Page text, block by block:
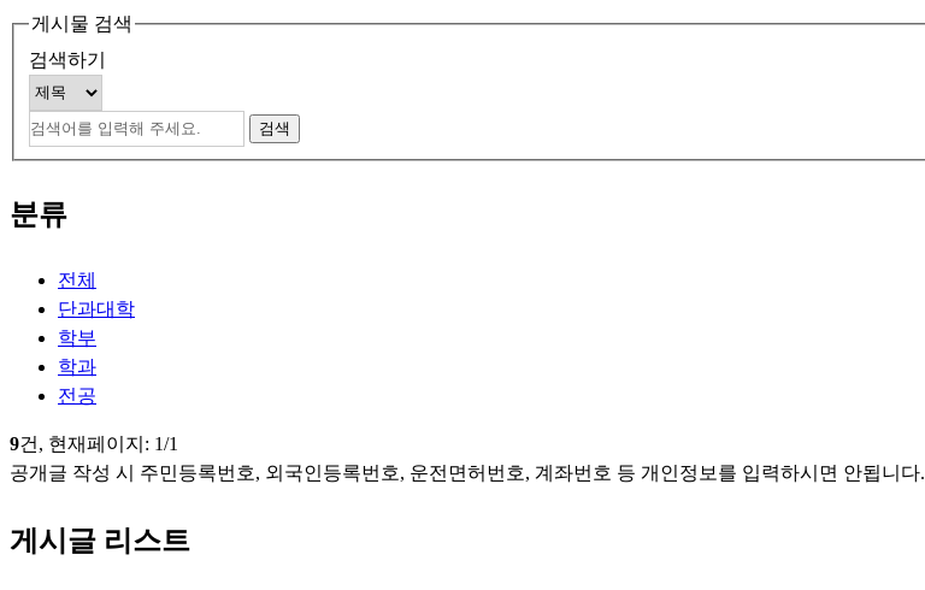
게시물 검색
검색하기
분류
전체
단과대학
학부
학과
전공
9건, 현재페이지: 1/1
공개글 작성 시 주민등록번호, 외국인등록번호, 운전면허번호, 계좌번호 등 개인정보를 입력하시면 안됩니다.
게시글 리스트